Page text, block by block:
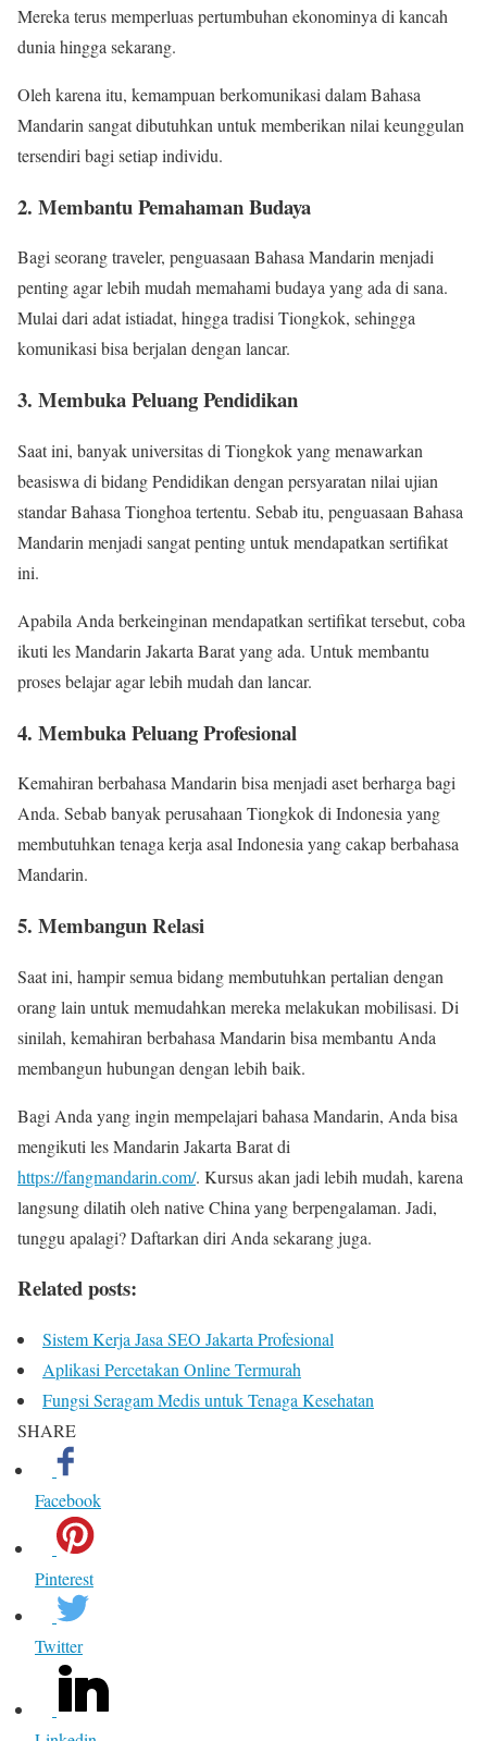
Mereka terus memperluas pertumbuhan ekonominya di kancah
dunia hingga sekarang.
Oleh karena itu, kemampuan berkomunikasi dalam Bahasa
Mandarin sangat dibutuhkan untuk memberikan nilai keunggulan
tersendiri bagi setiap individu.
2. Membantu Pemahaman Budaya
Bagi seorang traveler, penguasaan Bahasa Mandarin menjadi
penting agar lebih mudah memahami budaya yang ada di sana.
Mulai dari adat istiadat, hingga tradisi Tiongkok, sehingga
komunikasi bisa berjalan dengan lancar.
3. Membuka Peluang Pendidikan
Saat ini, banyak universitas di Tiongkok yang menawarkan
beasiswa di bidang Pendidikan dengan persyaratan nilai ujian
standar Bahasa Tionghoa tertentu. Sebab itu, penguasaan Bahasa
Mandarin menjadi sangat penting untuk mendapatkan sertifikat
ini.
Apabila Anda berkeinginan mendapatkan sertifikat tersebut, coba
ikuti les Mandarin Jakarta Barat yang ada. Untuk membantu
proses belajar agar lebih mudah dan lancar.
4. Membuka Peluang Profesional
Kemahiran berbahasa Mandarin bisa menjadi aset berharga bagi
Anda. Sebab banyak perusahaan Tiongkok di Indonesia yang
membutuhkan tenaga kerja asal Indonesia yang cakap berbahasa
Mandarin.
5. Membangun Relasi
Saat ini, hampir semua bidang membutuhkan pertalian dengan
orang lain untuk memudahkan mereka melakukan mobilisasi. Di
sinilah, kemahiran berbahasa Mandarin bisa membantu Anda
membangun hubungan dengan lebih baik.
Bagi Anda yang ingin mempelajari bahasa Mandarin, Anda bisa
mengikuti les Mandarin Jakarta Barat di
https://fangmandarin.com/. Kursus akan jadi lebih mudah, karena
langsung dilatih oleh native China yang berpengalaman. Jadi,
tunggu apalagi? Daftarkan diri Anda sekarang juga.
Related posts:
Sistem Kerja Jasa SEO Jakarta Profesional
Aplikasi Percetakan Online Termurah
Fungsi Seragam Medis untuk Tenaga Kesehatan
SHARE
Facebook
Pinterest
Twitter